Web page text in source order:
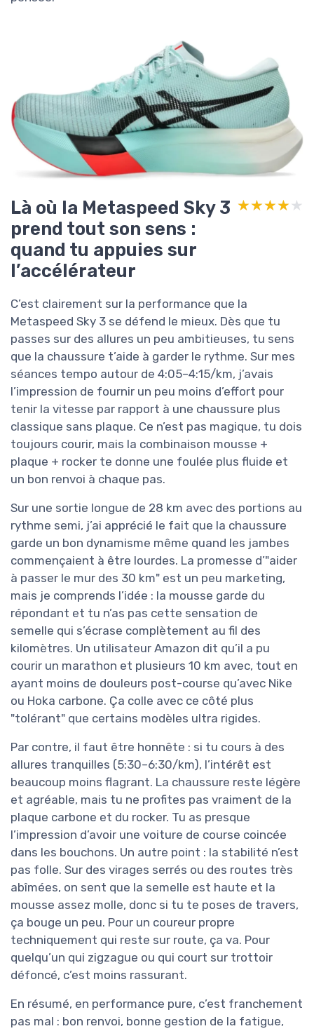
Là où la Metaspeed Sky 3
prend tout son sens :
quand tu appuies sur
l’accélérateur
★★★★★
★★★★★
C’est clairement sur la performance que la
Metaspeed Sky 3 se défend le mieux. Dès que tu
passes sur des allures un peu ambitieuses, tu sens
que la chaussure t’aide à garder le rythme. Sur mes
séances tempo autour de 4:05–4:15/km, j’avais
l’impression de fournir un peu moins d’effort pour
tenir la vitesse par rapport à une chaussure plus
classique sans plaque. Ce n’est pas magique, tu dois
toujours courir, mais la combinaison mousse +
plaque + rocker te donne une foulée plus fluide et
un bon renvoi à chaque pas.
Sur une sortie longue de 28 km avec des portions au
rythme semi, j’ai apprécié le fait que la chaussure
garde un bon dynamisme même quand les jambes
commençaient à être lourdes. La promesse d’"aider
à passer le mur des 30 km" est un peu marketing,
mais je comprends l’idée : la mousse garde du
répondant et tu n’as pas cette sensation de
semelle qui s’écrase complètement au fil des
kilomètres. Un utilisateur Amazon dit qu’il a pu
courir un marathon et plusieurs 10 km avec, tout en
ayant moins de douleurs post-course qu’avec Nike
ou Hoka carbone. Ça colle avec ce côté plus
"tolérant" que certains modèles ultra rigides.
Par contre, il faut être honnête : si tu cours à des
allures tranquilles (5:30–6:30/km), l’intérêt est
beaucoup moins flagrant. La chaussure reste légère
et agréable, mais tu ne profites pas vraiment de la
plaque carbone et du rocker. Tu as presque
l’impression d’avoir une voiture de course coincée
dans les bouchons. Un autre point : la stabilité n’est
pas folle. Sur des virages serrés ou des routes très
abîmées, on sent que la semelle est haute et la
mousse assez molle, donc si tu te poses de travers,
ça bouge un peu. Pour un coureur propre
techniquement qui reste sur route, ça va. Pour
quelqu’un qui zigzague ou qui court sur trottoir
défoncé, c’est moins rassurant.
En résumé, en performance pure, c’est franchement
pas mal : bon renvoi, bonne gestion de la fatigue,